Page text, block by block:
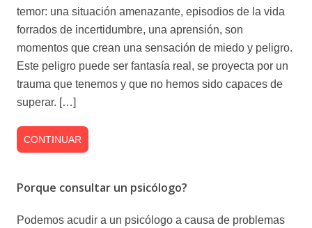
temor: una situación amenazante, episodios de la vida
forrados de incertidumbre, una aprensión, son
momentos que crean una sensación de miedo y peligro.
Este peligro puede ser fantasía real, se proyecta por un
trauma que tenemos y que no hemos sido capaces de
superar. […]
CONTINUAR
Porque consultar un psicólogo?
Podemos acudir a un psicólogo a causa de problemas